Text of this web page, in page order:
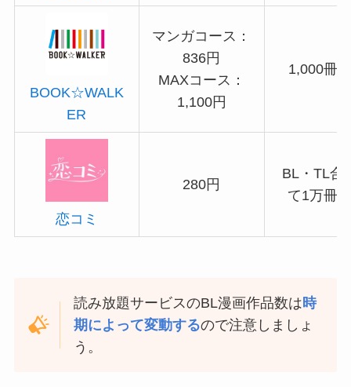
BOOK☆WALK
ER
マンガコース：
836円
MAXコース：
1,100円
1,000冊
恋コミ
280円
BL・TL合
て1万冊
読み放題サービスのBL漫画作品数は時
期によって変動するので注意しましょ
う。